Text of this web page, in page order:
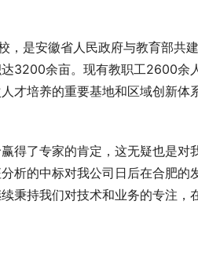
是安徽省人民政府与教育部共
3200余亩。现有教职工2600余
才培养的重要基地和区域创新体
得了专家的肯定，这无疑也是对
析的中标对我公司日后在合肥的
秉持我们对技术和业务的专注，